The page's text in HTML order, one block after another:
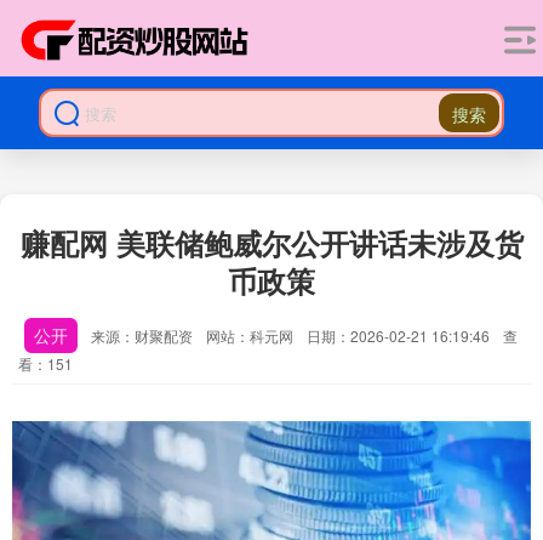
搜索
赚配网 美联储鲍威尔公开讲话未涉及货
币政策
公开 来源：财聚配资 网站：科元网 日期：2026-02-21 16:19:46
查
看：151